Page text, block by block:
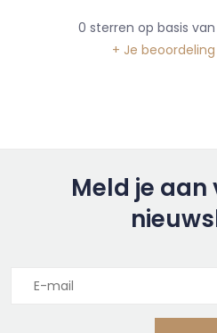
0 sterren op basis van
+ Je
Meld je aan